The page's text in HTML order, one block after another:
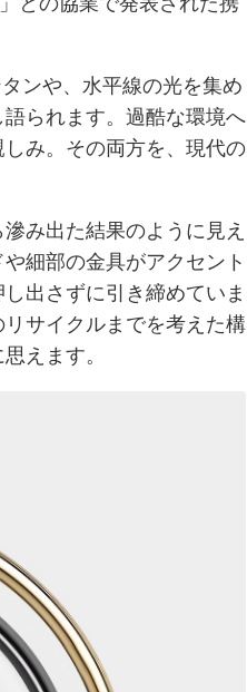
ンや、水平線の光を集め
られます。過酷な環境へ
み。その両方を、現代の
み出た結果のように見え
細部の金具がアクセント
出さずに引き締めていま
サイクルまでを考えた構
えます。